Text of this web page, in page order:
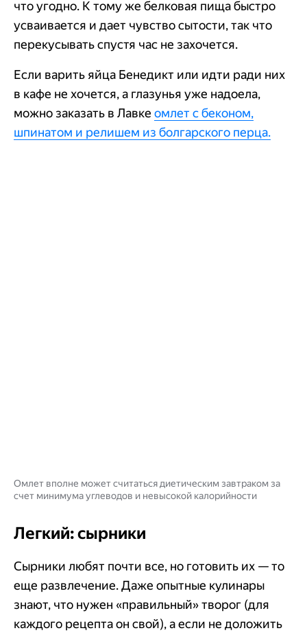
что угодно. К тому же белковая пища быстро
усваивается и дает чувство сытости, так что
перекусывать спустя час не захочется.
Если варить яйца Бенедикт или идти ради них
в кафе не хочется, а глазунья уже надоела,
можно заказать в Лавке омлет с беконом,
шпинатом и релишем из болгарского перца.
Омлет вполне может считаться диетическим завтраком за
счет минимума углеводов и невысокой калорийности
Легкий: сырники
Сырники любят почти все, но готовить их — то
еще развлечение. Даже опытные кулинары
знают, что нужен «правильный» творог (для
каждого рецепта он свой), а если не доложить